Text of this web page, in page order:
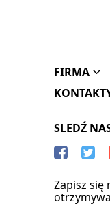
FIRMA
SLEDŹ
Zapisz się